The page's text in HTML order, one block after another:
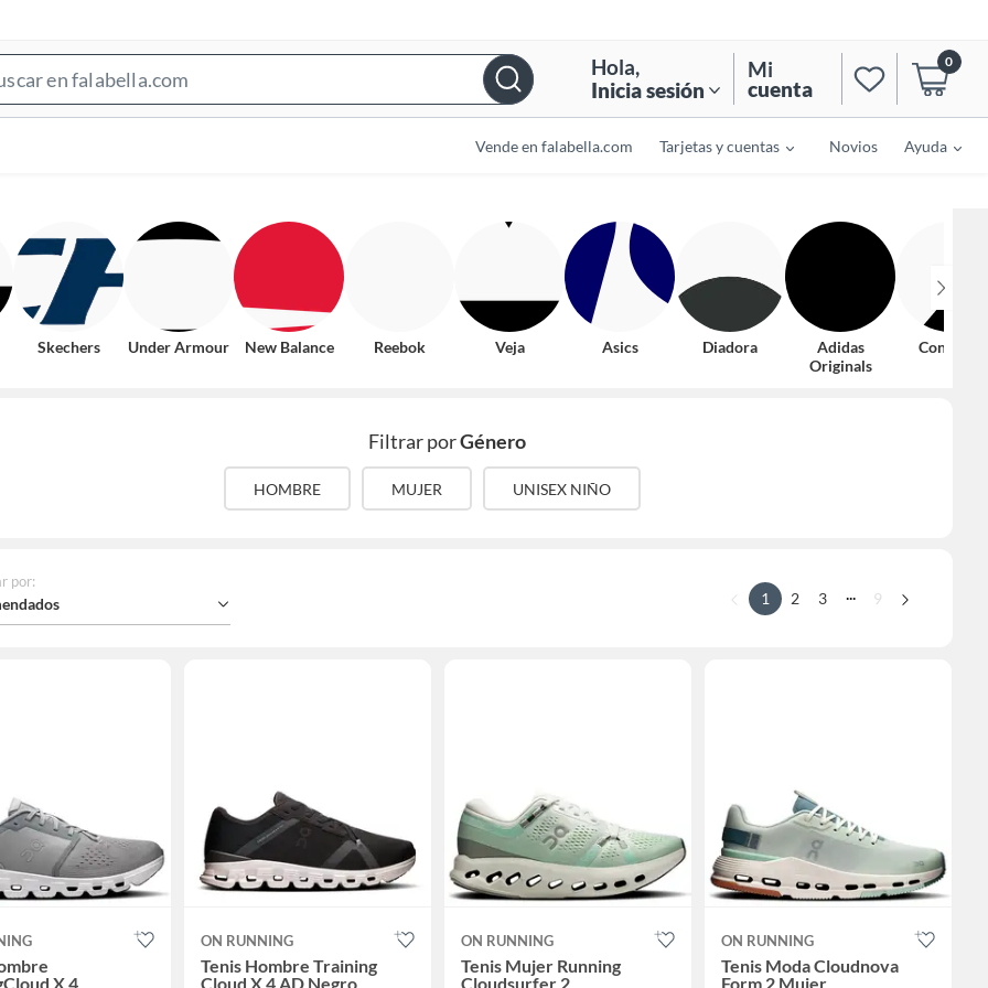
Bar
Hola,
Inicia sesión
Mi
cuenta
0
Vende en falabella.com Tarjetas y cuentas Novios Ayuda
Skechers Under Armour New Balance Reebok Veja Asics Diadora
Adidas
Originals
Converse
Filtrar porGénero
HOMBRE MUJER UNISEX NIÑO
por:
1 2 3 ... 9
X 4
ON RUNNING
Tenis Hombre Training
Cloud X 4 AD Negro
ON RUNNING
Tenis Mujer Running
Cloudsurfer 2
ON RUNNING
Tenis Moda Cloudnova
Form 2 Mujer